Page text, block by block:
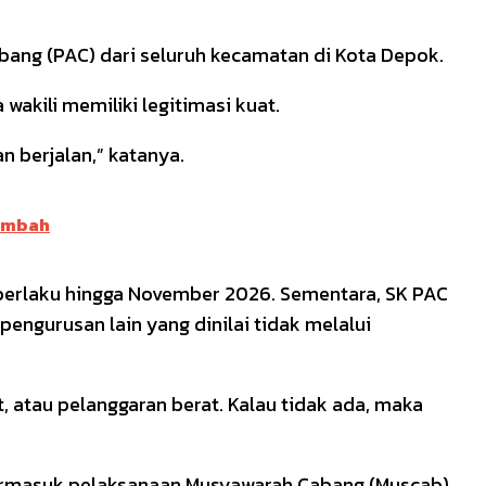
(PAC) dari seluruh kecamatan di Kota Depok.
wakili memiliki legitimasi kuat.
berjalan,” katanya.
hingga November 2026. Sementara, SK PAC
lain yang dinilai tidak melalui
pelanggaran berat. Kalau tidak ada, maka